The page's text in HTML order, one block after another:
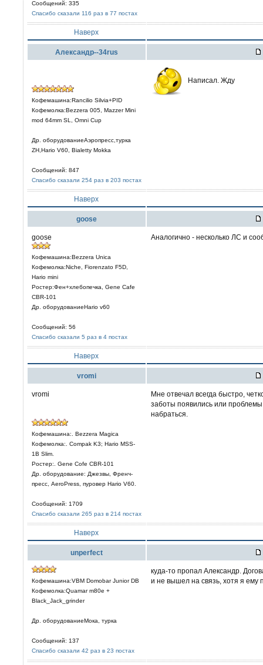
Сообщений: 335
Спасибо сказали 116 раз в 77 постах
Наверх
Александр--34rus
Кофемашина:Rancilio Silvia+PID
Кофемолка:Bezzera 005, Mazzer Mini
mod 64mm SL, Omni Cup
Др. оборудованиеАэропресс,турка
ZH,Hario V60, Bialetty Mokka
Сообщений: 847
Спасибо сказали 254 раз в 203 постах
Написал. Жду
Наверх
goose
goose
Кофемашина:Bezzera Unica
Кофемолка:Niche, Fiorenzato F5D,
Hario mini
Ростер:Фен+хлебопечка, Gene Cafe
CBR-101
Др. оборудованиеHario v60
Сообщений: 56
Спасибо сказали 5 раз в 4 постах
Аналогично - несколько ЛС и
Наверх
vromi
vromi
Кофемашина:. Bezzera Magica
Кофемолка:. Compak K3; Hario MSS-
1B Slim.
Ростер:. Gene Cofe CBR-101
Др. оборудование: Джезвы, Френч-
пресс, AeroPress, пуровер Hario V60.
Сообщений: 1709
Спасибо сказали 265 раз в 214 постах
Мне отвечал всегда быстро,
заботы появились или
набраться.
Наверх
unperfect
Кофемашина:VBM Domobar Junior DB
Кофемолка:Quamar m80e +
Black_Jack_grinder
Др. оборудованиеМока, турка
Сообщений: 137
Спасибо сказали 42 раз в 23 постах
куда-то пропал Александр.
и не вышел на связь, хотя я ему